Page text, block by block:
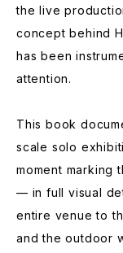
the live
concept behind
has been
attention.
This book
scale solo
moment marking
— in full visual
entire venue to
and the outdoor